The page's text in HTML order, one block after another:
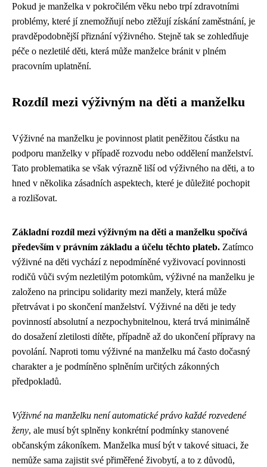
Pokud je manželka v pokročilém věku nebo trpí zdravotními
problémy, které jí znemožňují nebo ztěžují získání zaměstnání, je
pravděpodobnější přiznání výživného. Stejně tak se zohledňuje
péče o nezletilé děti, která může manželce bránit v plném
pracovním uplatnění.
Rozdíl mezi výživným na děti a manželku
Výživné na manželku je povinnost platit peněžitou částku na
podporu manželky v případě rozvodu nebo oddělení manželství.
Tato problematika se však výrazně liší od výživného na děti, a to
hned v několika zásadních aspektech, které je důležité pochopit
a rozlišovat.
Základní rozdíl mezi výživným na děti a manželku spočívá
především v právním základu a účelu těchto plateb. Zatímco
výživné na děti vychází z nepodmíněné vyživovací povinnosti
rodičů vůči svým nezletilým potomkům, výživné na manželku je
založeno na principu solidarity mezi manžely, která může
přetrvávat i po skončení manželství. Výživné na děti je tedy
povinností absolutní a nezpochybnitelnou, která trvá minimálně
do dosažení zletilosti dítěte, případně až do ukončení přípravy na
povolání. Naproti tomu výživné na manželku má často dočasný
charakter a je podmíněno splněním určitých zákonných
předpokladů.
Výživné na manželku není automatické právo každé rozvedené
ženy, ale musí být splněny konkrétní podmínky stanovené
občanským zákoníkem. Manželka musí být v takové situaci, že
nemůže sama zajistit své přiměřené živobytí, a to z důvodů,